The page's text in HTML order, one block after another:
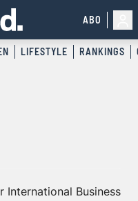
ABO
LIFESTYLE RANKINGS
International Business